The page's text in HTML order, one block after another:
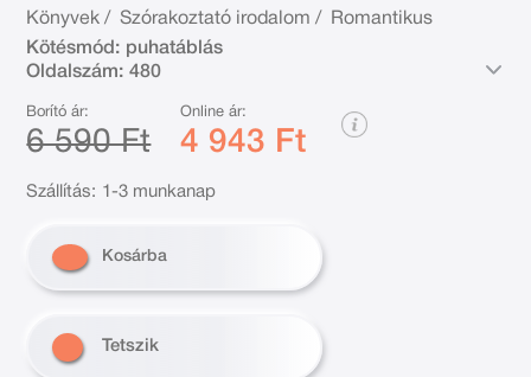
Könyvek / Szórakoztató irodalom /
Romantikus
Kötésmód: puhatáblás
Oldalszám: 480
Borító ár:
6 590 Ft
Online ár:
4 943 Ft
Szállítás: 1-3 munkanap
Kosárba
Tetszik